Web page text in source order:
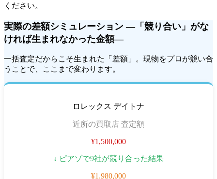
ください。
実際の差額シミュレーション ―「競り合い」がな
ければ生まれなかった金額―
一括査定だからこそ生まれた「差額」。現物をプロが競い合
うことで、ここまで変わります。
ロレックス デイトナ
近所の買取店 査定額
¥1,500,000
↓ ピアゾで9社が競り合った結果
¥1,980,000